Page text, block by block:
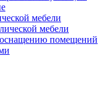
мебели
мебели
оснащению помещений